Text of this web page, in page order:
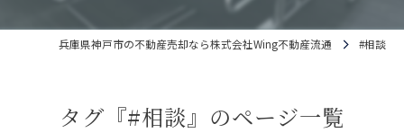
兵庫県神戸市の不動産売却なら株式会社Wing不動産流通 #相談
タグ『#相談』のページ一覧